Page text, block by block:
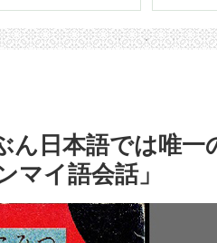
ん日本語では唯一
イ語会話」